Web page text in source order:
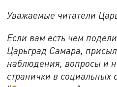
Уважаемые читатели
Если вам есть чем
Царьград Самара,
наблюдения, вопросы и
странички в социальных